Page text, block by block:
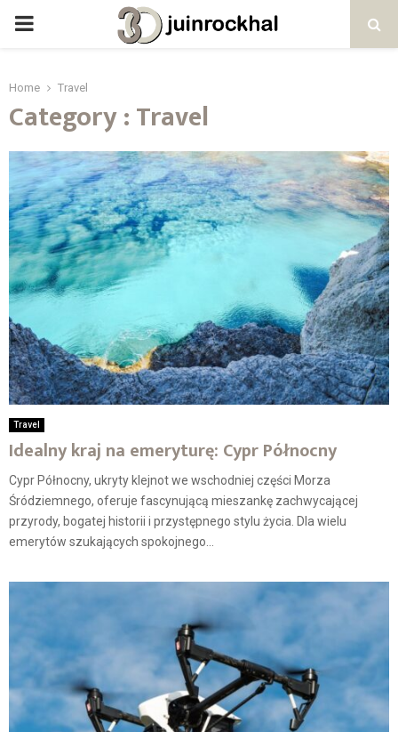
PRIMARY
Home Travel
Category : Travel
Travel
Idealny kraj na emeryturę: Cypr Północny
Cypr Północny, ukryty klejnot we wschodniej części Morza
Śródziemnego, oferuje fascynującą mieszankę zachwycającej
przyrody, bogatej historii i przystępnego stylu życia. Dla wielu
emerytów szukających spokojnego...